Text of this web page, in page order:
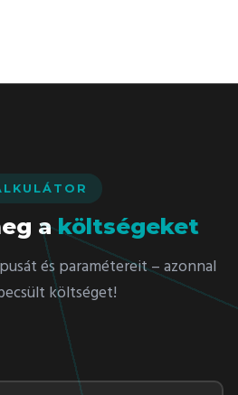
a költségeket
és paramétereit – azonnal
költséget!